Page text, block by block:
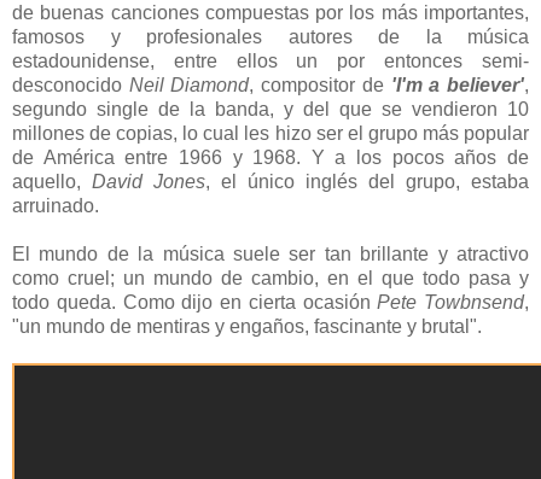
de buenas canciones compuestas por los más importantes,
famosos y profesionales autores de la música
estadounidense, entre ellos un por entonces semi-
desconocido Neil Diamond, compositor de 'I'm a believer',
segundo single de la banda, y del que se vendieron 10
millones de copias, lo cual les hizo ser el grupo más popular
de América entre 1966 y 1968. Y a los pocos años de
aquello, David Jones, el único inglés del grupo, estaba
arruinado.
El mundo de la música suele ser tan brillante y atractivo
como cruel; un mundo de cambio, en el que todo pasa y
todo queda. Como dijo en cierta ocasiónPete Towbnsend,
"un mundo de mentiras y engaños, fascinante y brutal".